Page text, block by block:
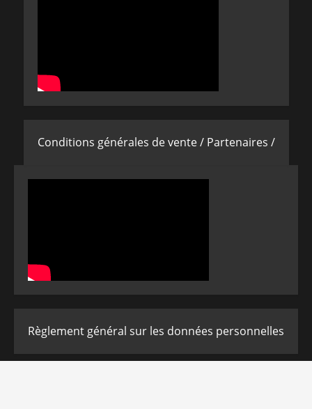
Conditions générales de vente / Partenaires /
Règlement général sur les données personnelles